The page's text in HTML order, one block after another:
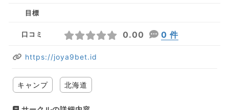
目標
口コミ 0.00 0 件
https://joya9bet.id
キャンプ 北海道